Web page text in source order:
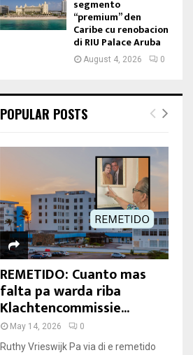
segmento
“premium” den
Caribe cu renobacion
di RIU Palace Aruba
August 4, 2026 0
POPULAR POSTS
REMETIDO: Cuanto mas
falta pa warda riba
Klachtencommissie...
May 14, 2026 0
Ruthy Vrieswijk Pa via di e remetido